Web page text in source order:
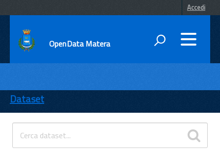
Accedi
OpenData Matera
ENTI
TEMI
INFORMAZIONI
Dataset